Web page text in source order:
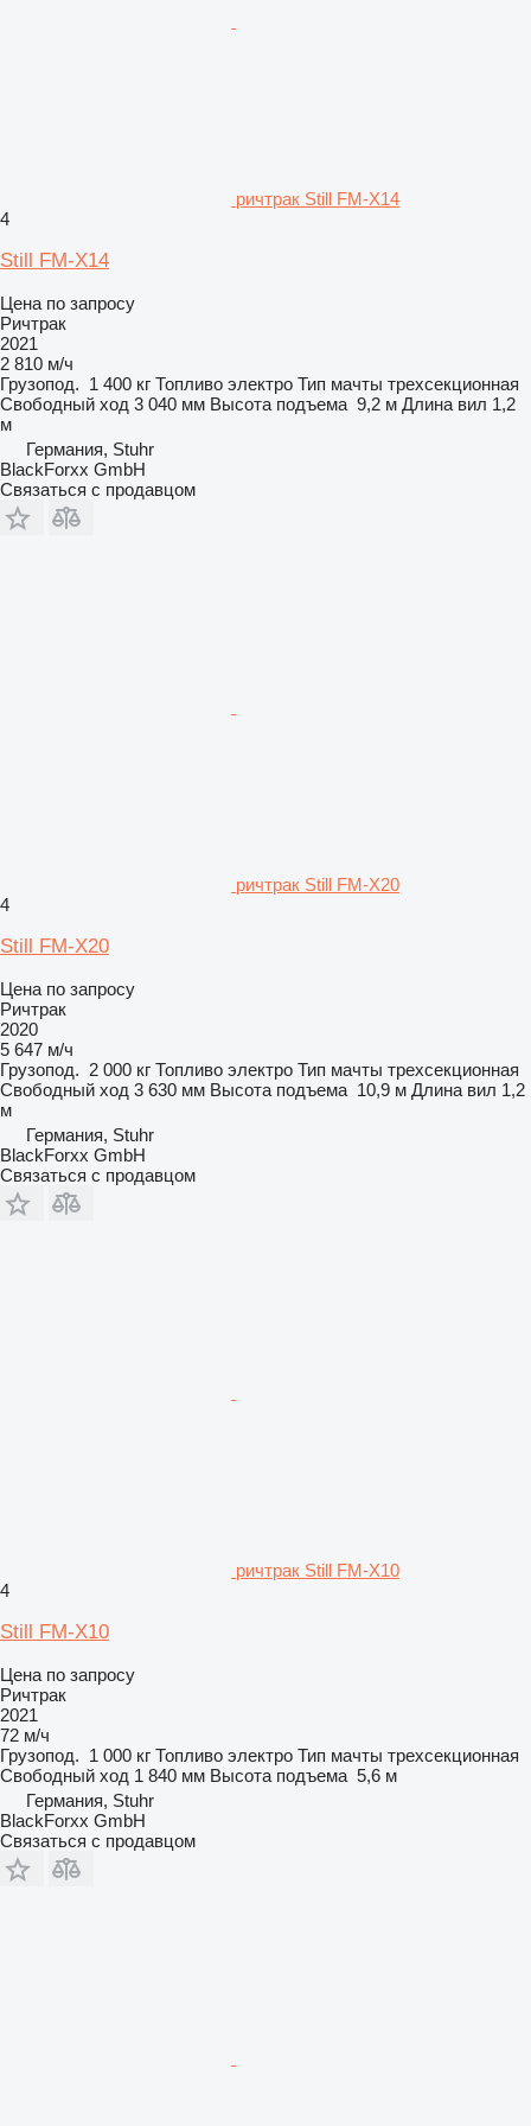
ричтрак Still FM-X14
4
Still FM-X14
Цена по запросу
Ричтрак
2021
2 810 м/ч
Грузопод. 1 400 кг Топливо электро Тип мачты трехсекционная
Свободный ход 3 040 мм Высота подъема 9,2 м Длина вил 1,2
м
Германия, Stuhr
BlackForxx GmbH
Связаться с продавцом
ричтрак Still FM-X20
4
Still FM-X20
Цена по запросу
Ричтрак
2020
5 647 м/ч
Грузопод. 2 000 кг Топливо электро Тип мачты трехсекционная
Свободный ход 3 630 мм Высота подъема 10,9 м Длина вил 1,2
м
Германия, Stuhr
BlackForxx GmbH
Связаться с продавцом
ричтрак Still FM-X10
4
Still FM-X10
Цена по запросу
Ричтрак
2021
72 м/ч
Грузопод. 1 000 кг Топливо электро Тип мачты трехсекционная
Свободный ход 1 840 мм Высота подъема 5,6 м
Германия, Stuhr
BlackForxx GmbH
Связаться с продавцом